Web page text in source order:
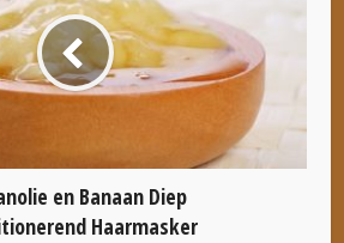
en Banaan Diep
Haarmasker